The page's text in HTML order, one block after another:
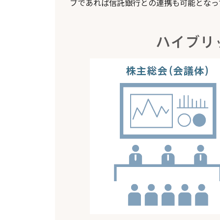
ブであれば信託銀行との連携も可能とな